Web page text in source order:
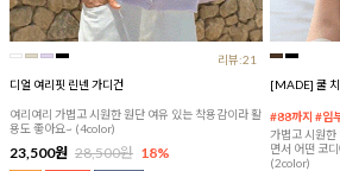
리뷰:21
디얼 여리핏 린넨 가디건
여리여리 가볍고 시원한 원단 여유 있는 착용감이라 활
용도 좋아요~ (4color)
23,500원 28,500원 18%
[MADE] 쿨 치
#88까지 #임
가볍고 시원
면서 어떤 코
(2color)